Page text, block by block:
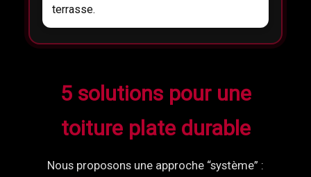
terrasse.
5 solutions pour une
toiture plate durable
Nous proposons une approche “système” :